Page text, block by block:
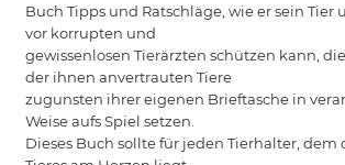
Buch Tipps und Ratschläge, wie er sein Tier
vor korrupten und
gewissenlosen Tierärzten schützen kann,
der ihnen anvertrauten Tiere
zugunsten ihrer eigenen Brieftasche in
Weise aufs Spiel setzen.
Dieses Buch sollte für jeden Tierhalter, dem